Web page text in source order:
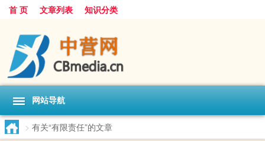
首 页 文章列表 知识分类
网站导航
> 有关“有限责任”的文章